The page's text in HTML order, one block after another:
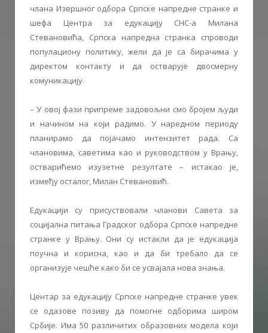
члана Извршног одбора Српске напредне странке и
шефа Центра за едукацију СНС-а Милана
Стевановића, Српска напредна странка спроводи
популациону политику, жели да је са бирачима у
директом контакту и да остварује двосмерну
комуникацију.
– У овој фази припреме задовољни смо бројем људи
и начином на који радимо. У наредном периоду
планирамо да појачамо интензитет рада. Са
члановима, саветима као и руководством у Врању,
остварићемо изузетне резултате – истакао је,
између осталог, Милан Стевановић.
Едукацији су присуствовали чланови Савета за
социјална питања Градског одбора Српске напредне
странке у Врању. Они су истакли да је едукација
поучна и корисна, као и да би требало да се
организује чешће како би се усвајала нова знања.
Центар за едукацију Српске напредне странке увек
се одазове позиву да помогне одборима широм
Србије. Има 50 различитих образовних модела који